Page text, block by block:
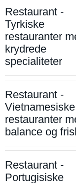
Restaurant -
Tyrkiske
restauranter
krydrede
specialiteter
Restaurant -
Vietnamesiske
restauranter
balance og
Restaurant -
Portugisiske